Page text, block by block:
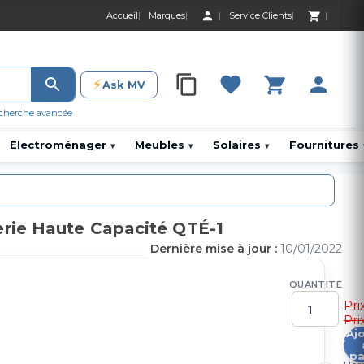
Accueil Marques Service Clients
0 Produit 0,00
avancée
⚡Ask MV 0 Produit 0,00 DH
Electroménager ▾ Meubles ▾ Solaires ▾ Fournitures
Haute Capacité QTÉ-1
QUANTITÉ
Dernière mise à jour : 10/01/2022